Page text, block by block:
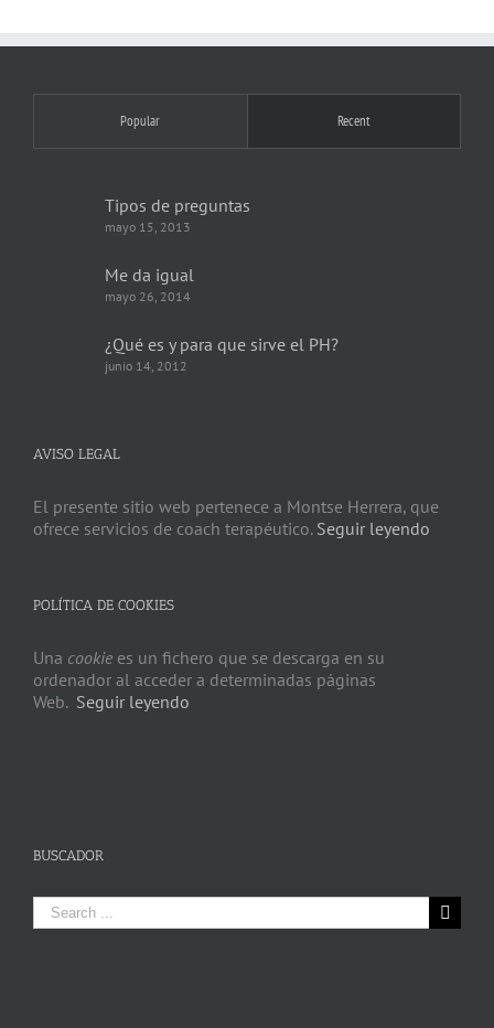
Popular Recent
Tipos de preguntas
mayo 15, 2013
Me da igual
mayo 26, 2014
¿Qué es y para que sirve el PH?
junio 14, 2012
AVISO LEGAL
El presente sitio web pertenece a Montse Herrera, que
ofrece servicios de coach terapéutico. Seguir leyendo
POLÍTICA DE COOKIES
Una cookie es un fichero que se descarga en su
ordenador al acceder a determinadas páginas
Web. Seguir leyendo
BUSCADOR
Search
for: